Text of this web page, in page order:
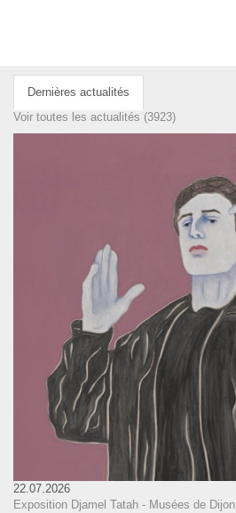
Dernières actualités
Voir toutes les actualités (3923)
22.07.2026
Exposition Djamel Tatah - Musées de Dijon